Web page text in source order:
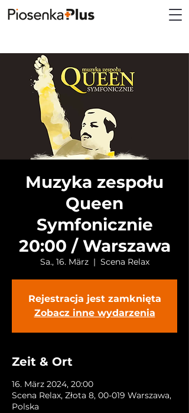
Muzyka zespołu
Queen
Symfonicznie
20:00 / Warszawa
Sa., 16. März
  |
Scena Relax
Rejestracja jest zamknięta
Zobacz inne wydarzenia
Zeit & Ort
16. März 2024, 20:00
Scena Relax, Złota 8, 00-019 Warszawa,
Polska